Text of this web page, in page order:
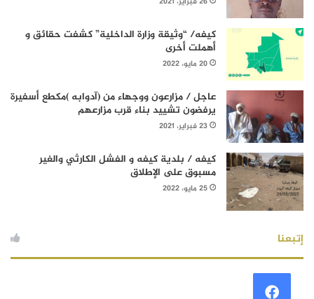
كيفه/ “وثيقة وزارة الداخلية” كشفت حقائق و
أهملت أخرى
20 مايو، 2022
عاجل / مزارعون ووجهاء من (آدوابه )مكطع أسفيرة
يرفضون تشييد بناء قرب مزارعهم
23 فبراير، 2021
كيفه / بلدية كيفه و الفشل الكارثي والغير
مسبوق على الإطلاق
25 مايو، 2022
إتبعنا